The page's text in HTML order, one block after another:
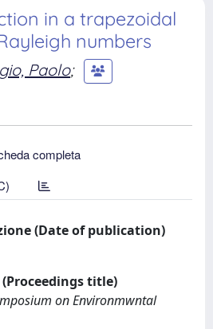
in a trapezoidal
numbers
Paolo;
completa
(Date of publication)
title)
on Environmwntal